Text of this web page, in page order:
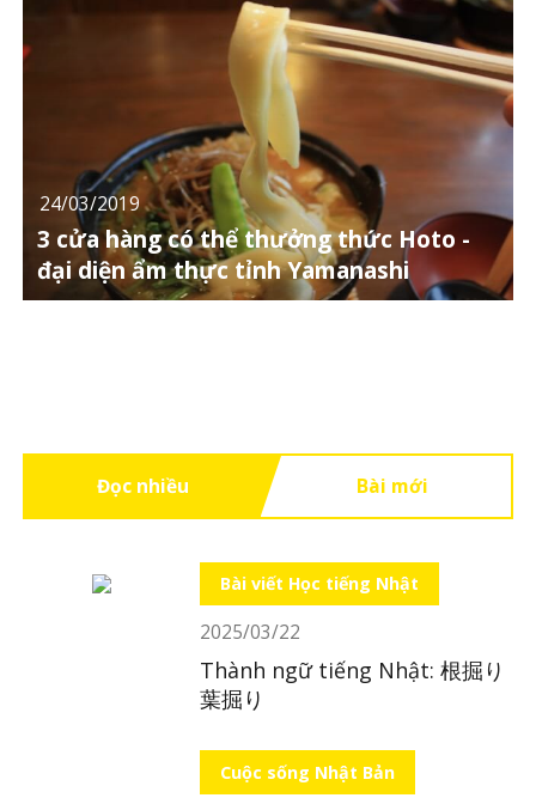
24/03/2019
3 cửa hàng có thể thưởng thức Hoto -
đại diện ẩm thực tỉnh Yamanashi
Đọc nhiều Bài mới
Bài viết Học tiếng Nhật
2025/03/22
Thành ngữ tiếng Nhật: 根掘り
葉掘り
Cuộc sống Nhật Bản